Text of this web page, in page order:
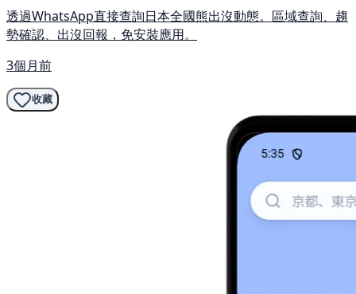
透過WhatsApp直接查詢日本全國熊出沒動態。區域查詢、趨
勢確認、出沒回報，免安裝應用。
3個月前
收藏